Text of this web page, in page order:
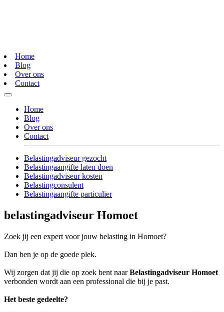
Home
Blog
Over ons
Contact
Home
Blog
Over ons
Contact
Belastingadviseur gezocht
Belastingaangifte laten doen
Belastingadviseur kosten
Belastingconsulent
Belastingaangifte particulier
belastingadviseur Homoet
Zoek jij een expert voor jouw belasting in Homoet?
Dan ben je op de goede plek.
Wij zorgen dat jij die op zoek bent naarBelastingadviseur Homoet
verbonden wordt aan een professional die bij je past.
Het beste gedeelte?